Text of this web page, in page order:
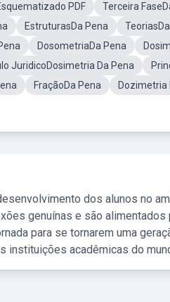
PDF
Terceira
EstruturasDa Pena
DosometriaDa Pena
JuridicoDosimetria Da Pena
FraçãoDa Pena
Dozimetria
dos alunos no
genuínas e são alimentados
para se tornarem uma
acadêmicas do